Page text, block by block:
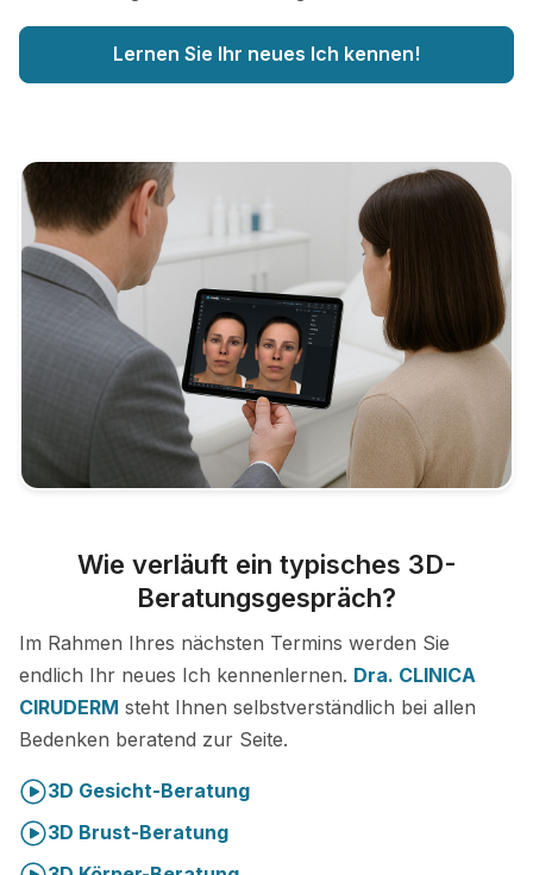
Lernen Sie Ihr neues Ich kennen!
Wie verläuft ein typisches 3D-
Beratungsgespräch?
Im Rahmen Ihres nächsten Termins werden Sie
endlich Ihr neues Ich kennenlernen. Dra. CLINICA
CIRUDERM steht Ihnen selbstverständlich bei allen
Bedenken beratend zur Seite.
3D Gesicht-Beratung
3D Brust-Beratung